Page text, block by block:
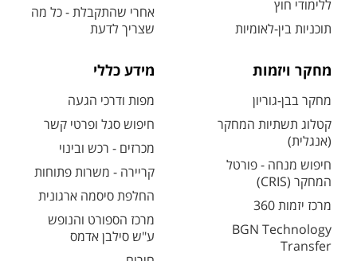
ללימודי חוץ
תוכניות בין-לאומיות
אחרי שהתקבלת - כל מה
שצריך לדעת
מחקר ויזמות
מחקר בבן-גוריון
קטלוג תשתיות המחקר
(אנגלית)
חיפוש מנחה - פורטל
המחקר (CRIS)
מרכז יזמות 360
BGN Technology
Transfer
מידע כללי
מפות ודרכי הגעה
חיפוש סגל ופרטי קשר
מכרזים - רכש ובינוי
קריירה - משרות פתוחות
החלפת סיסמה ארגונית
מרכז הספורט והנופש
ע"ש סילבן אדמס